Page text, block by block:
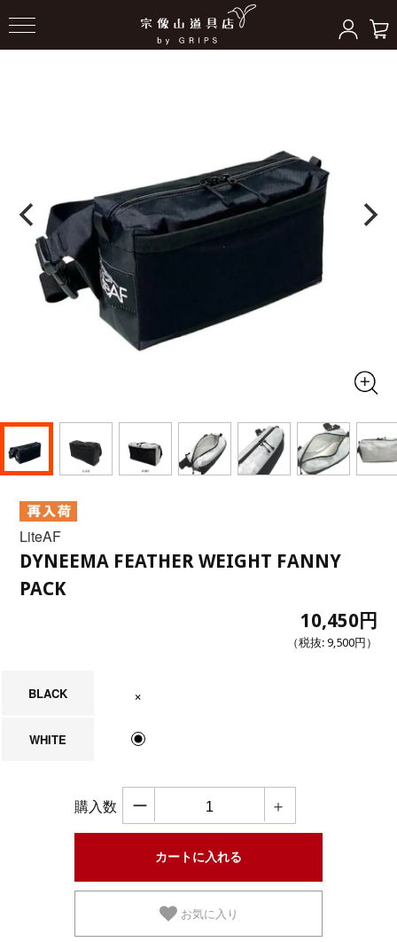
ウエストバッグ/サコッシュ
LiteAF
DYNEEMA FEATHER WEIGHT FANNY
PACK
10,450円
（税抜: 9,500円 ）
BLACK
WHITE
購入数 ー ＋
お気に入り